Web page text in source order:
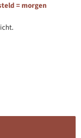
= morgen